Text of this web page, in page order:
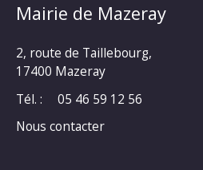
Mairie de Mazeray
2, route de Taillebourg,
17400 Mazeray
Tél. :
05 46 59 12 56
Nous contacter